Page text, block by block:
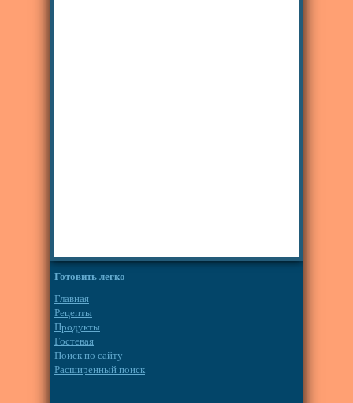
Готовить легко
Главная
Рецепты
Продукты
Гостевая
Поиск по сайту
Расширенный поиск